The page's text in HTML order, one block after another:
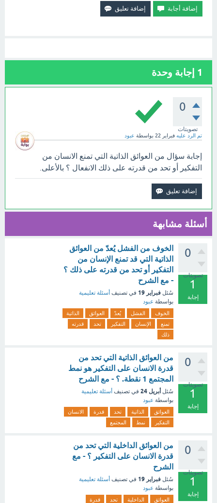
1 إجابة وحدة
0
تصويتات
تم الرد عليه فبراير 22 بواسطة عبود
إجابة سؤال من العوائق الذاتية التي تمنع الانسان من
التفكير أو تحد من قدرته على ذلك الانفعال ؟ بالأعلى.
أسئلة مشابهة
0
تصويتات
1
إجابة
الخوف من الفشل يُعدّ من العوائق
الذاتية التي قد تمنع الإنسان من
التفكير أو تحد من قدرته على ذلك ؟
- مع الشرح
سُئل فبراير 19 في تصنيف أسئلة تعليمية
بواسطة عبود
الخوف الفشل يُعدّ العوائق
الذاتية
تمنع
الإنسان التفكير تحد
قدرته
ذلك
0
تصويتات
1
إجابة
من العوائق الذاتية التي تحد من
قدرة الانسان على التفكير هو نمط
المجتمع 1 نقطة. ؟ - مع الشرح
سُئل أبريل 24 في تصنيف أسئلة تعليمية
بواسطة عبود
العوائق الذاتية تحد قدرة
الانسان
التفكير
نمط المجتمع
0
تصويتات
1
إجابة
من العوائق الداخلية التي تحد من
قدرة الانسان على التفكير ؟ - مع
الشرح
سُئل فبراير 19 في تصنيف أسئلة تعليمية
بواسطة عبود
العوائق الداخلية تحد
قدرة